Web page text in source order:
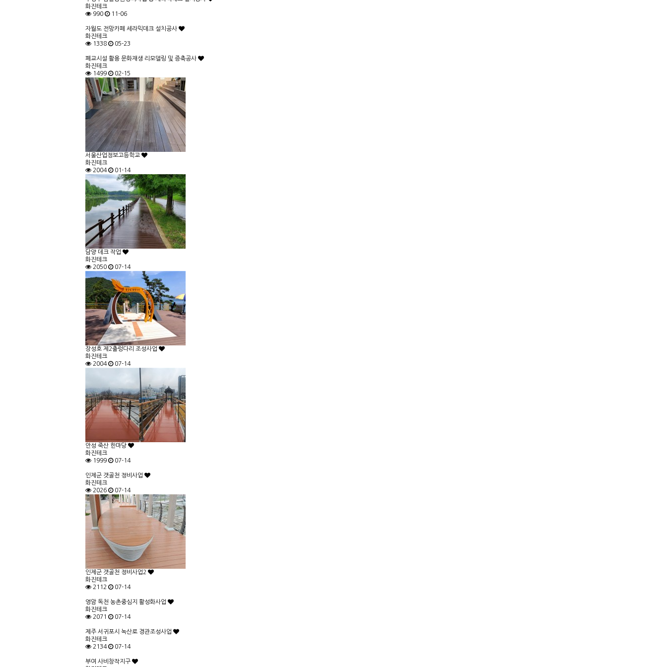
화진테크
990
11-06
자월도 전망카페 세라믹데크 설치공사
화진테크
1338
05-23
폐교시설 활용 문화재생 리모델링 및 증축공사
화진테크
1499
02-15
서울산업정보고등학교
화진테크
2004
01-14
담양 데크 작업
화진테크
2050
07-14
장성호 제2출렁다리 조성사업
화진테크
2004
07-14
안성 죽산 한마당
화진테크
1999
07-14
인제군 갯골천 정비사업
화진테크
2026
07-14
인제군 갯골천 정비사업2
화진테크
2112
07-14
영암 독천 농촌중심지 활성화사업
화진테크
2071
07-14
제주 서귀포시 녹산로 경관조성사업
화진테크
2134
07-14
부여 사비창작지구